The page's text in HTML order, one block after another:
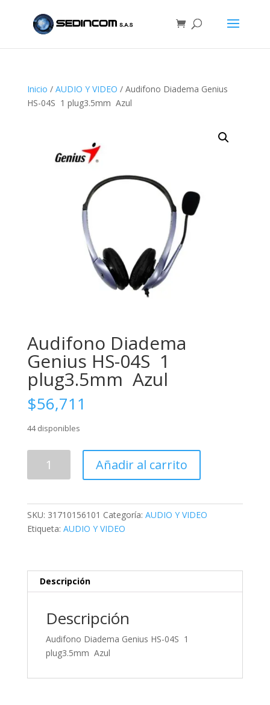
Inicio / AUDIO Y VIDEO / Audifono Diadema Genius
HS-04S 1 plug3.5mm Azul
Audifono Diadema
Genius HS-04S 1
plug3.5mm Azul
$56,711
44 disponibles
Diadema
04S
1
Añadir al carrito
SKU: 31710156101 Categoría: AUDIO Y VIDEO
Etiqueta: AUDIO Y VIDEO
Descripción
Descripción
Audifono Diadema Genius HS-04S 1
plug3.5mm Azul